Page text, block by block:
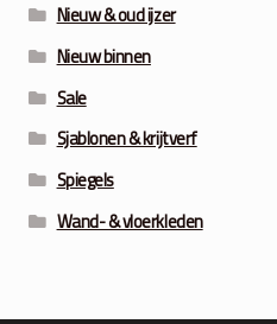
Nieuw & oud ijzer
Nieuw binnen
Sale
Sjablonen & krijtverf
Spiegels
Wand- & vloerkleden